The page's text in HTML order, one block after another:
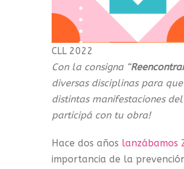
CLL 2022
Con la consigna “
diversas disciplinas para
distintas manifestaciones
participá con tu obra!
Hace dos años lanzábamos
importancia de la